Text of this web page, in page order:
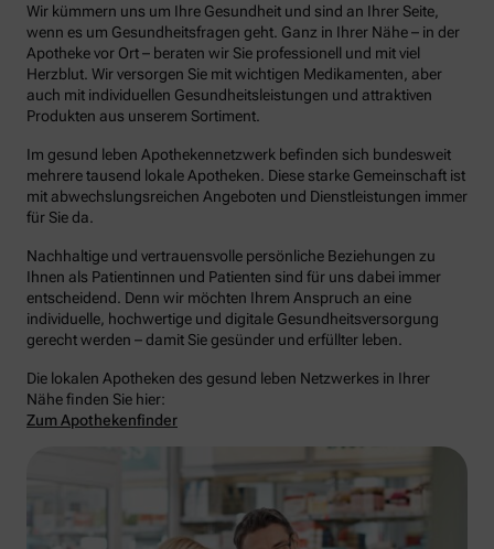
Wir kümmern uns um Ihre Gesundheit und sind an Ihrer Seite,
wenn es um Gesundheitsfragen geht. Ganz in Ihrer Nähe – in der
Apotheke vor Ort – beraten wir Sie professionell und mit viel
Herzblut. Wir versorgen Sie mit wichtigen Medikamenten, aber
auch mit individuellen Gesundheitsleistungen und attraktiven
Produkten aus unserem Sortiment.
Im gesund leben Apothekennetzwerk befinden sich bundesweit
mehrere tausend lokale Apotheken. Diese starke Gemeinschaft ist
mit abwechslungsreichen Angeboten und Dienstleistungen immer
für Sie da.
Nachhaltige und vertrauensvolle persönliche Beziehungen zu
Ihnen als Patientinnen und Patienten sind für uns dabei immer
entscheidend. Denn wir möchten Ihrem Anspruch an eine
individuelle, hochwertige und digitale Gesundheitsversorgung
gerecht werden – damit Sie gesünder und erfüllter leben.
Die lokalen Apotheken des gesund leben Netzwerkes in Ihrer
Nähe finden Sie hier:
Zum Apothekenfinder